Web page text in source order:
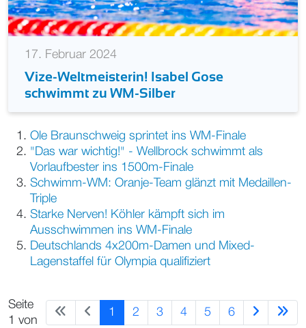
17. Februar 2024
Vize-Weltmeisterin! Isabel Gose
schwimmt zu WM-Silber
Ole Braunschweig sprintet ins WM-Finale
"Das war wichtig!" - Wellbrock schwimmt als
Vorlaufbester ins 1500m-Finale
Schwimm-WM: Oranje-Team glänzt mit Medaillen-
Triple
Starke Nerven! Köhler kämpft sich im
Ausschwimmen ins WM-Finale
Deutschlands 4x200m-Damen und Mixed-
Lagenstaffel für Olympia qualifiziert
Seite
1 von
1 2 3 4 5 6